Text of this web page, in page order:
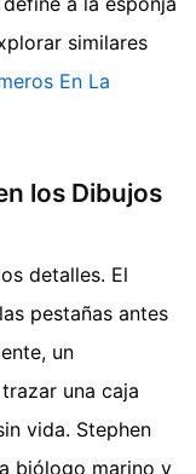
similares
En La
los Dibujos
detalles. El
pestañas antes
un
una caja
vida. Stephen
biólogo marino y